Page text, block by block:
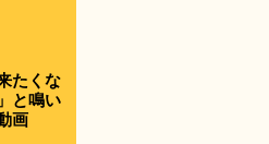
たくな
と鳴い
画